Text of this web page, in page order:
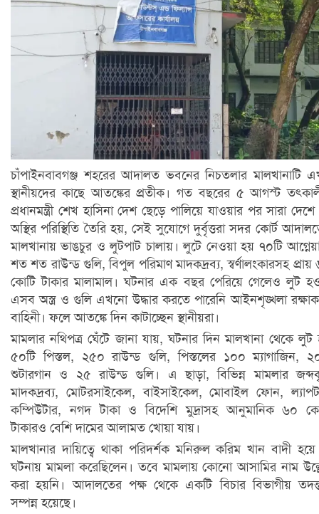
চাঁপাইনবাবগঞ্জ শহরের আদালত ভবনের নিচতলার মালখানাটি
স্থানীয়দের কাছে আতঙ্কের প্রতীক। গত বছরের ৫ আগস্ট
প্রধানমন্ত্রী শেখ হাসিনা দেশ ছেড়ে পালিয়ে যাওয়ার পর সারা
অস্থির পরিস্থিতি তৈরি হয়, সেই সুযোগে দুর্বৃত্তরা সদর কোর্ট
মালখানায় ভাঙচুর ও লুটপাট চালায়। লুটে নেওয়া হয় ৭০টি
শত শত রাউন্ড গুলি, বিপুল পরিমাণ মাদকদ্রব্য, স্বর্ণালংকারসহ
কোটি টাকার মালামাল। ঘটনার এক বছর পেরিয়ে গেলেও লুট
এসব অস্ত্র ও গুলি এখনো উদ্ধার করতে পারেনি আইনশৃঙ্খলা
বাহিনী। ফলে আতঙ্কে দিন কাটাচ্ছেন স্থানীয়রা।
মামলার নথিপত্র ঘেঁটে জানা যায়, ঘটনার দিন মালখানা থেকে লুট
৫০টি পিস্তল, ২৫০ রাউন্ড গুলি, পিস্তলের ১০০ ম্যাগাজিন,
শুটারগান ও ২৫ রাউন্ড গুলি। এ ছাড়া, বিভিন্ন মামলার
মাদকদ্রব্য, মোটরসাইকেল, বাইসাইকেল, মোবাইল ফোন,
কম্পিউটার, নগদ টাকা ও বিদেশি মুদ্রাসহ আনুমানিক ৬০
টাকারও বেশি দামের আলামত খোয়া যায়।
মালখানার দায়িত্বে থাকা পরিদর্শক মনিরুল করিম খান বাদী
ঘটনায় মামলা করেছিলেন। তবে মামলায় কোনো আসামির নাম
করা হয়নি। আদালতের পক্ষ থেকে একটি বিচার বিভাগীয়
সম্পন্ন হয়েছে।